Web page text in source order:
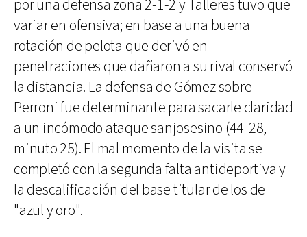
por una defensa zona 2-1-2 y Talleres tuvo que
variar en ofensiva; en base a una buena
rotación de pelota que derivó en
penetraciones que dañaron a su rival conservó
la distancia. La defensa de Gómez sobre
Perroni fue determinante para sacarle claridad
a un incómodo ataque sanjosesino (44-28,
minuto 25). El mal momento de la visita se
completó con la segunda falta antideportiva y
la descalificación del base titular de los de
"azul y oro".